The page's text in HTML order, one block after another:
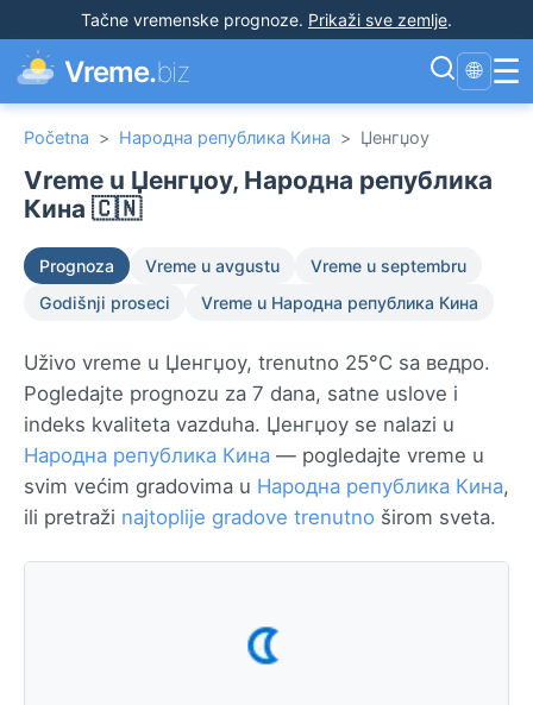
Tačne vremenske prognoze. Prikaži sve zemlje.
Vreme.biz 🌐 ☰
Početna > Народна република Кина > Џенгџоу
Vreme u Џенгџоу, Народна република
Кина 🇨🇳
Prognoza Vreme u avgustu
Vreme u septembru
Godišnji proseci
Vreme u Народна република Кина
Uživo vreme u Џенгџоу, trenutno 25°C sa ведро.
Pogledajte prognozu za 7 dana, satne uslove i
indeks kvaliteta vazduha. Џенгџоу se nalazi u
Народна република Кина — pogledajte vreme u
svim većim gradovima u Народна република Кина,
ili pretraži najtoplije gradove trenutno širom sveta.